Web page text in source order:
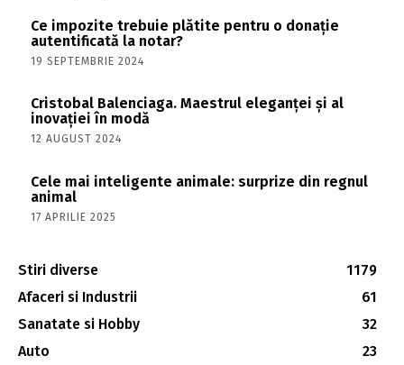
Ce impozite trebuie plătite pentru o donație
autentificată la notar?
19 SEPTEMBRIE 2024
Cristobal Balenciaga. Maestrul eleganței și al
inovației în modă
12 AUGUST 2024
Cele mai inteligente animale: surprize din regnul
animal
17 APRILIE 2025
Stiri diverse
1179
Afaceri si Industrii
61
Sanatate si Hobby
32
Auto
23